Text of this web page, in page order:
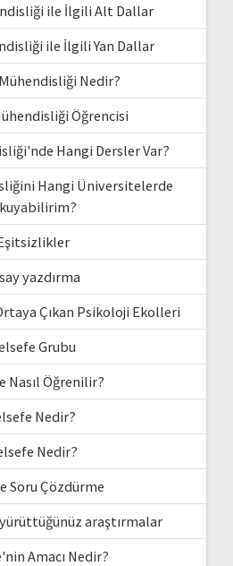
ile İlgili Alt Dallar
ile İlgili Yan Dallar
Nedir?
Öğrencisi
Hangi Dersler Var?
Hangi Üniversitelerde
yazdırma
Çıkan Psikoloji Ekolleri
Grubu
Nasıl Öğrenilir?
Nedir?
Nedir?
Soru Çözdürme
araştırmalar
Amacı Nedir?